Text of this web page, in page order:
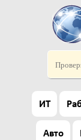
ИТ
Авто